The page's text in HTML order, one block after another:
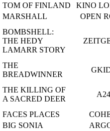
TOM OF FINLAND
KINO
MARSHALL OPEN
BOMBSHELL:
THE HEDY
LAMARR STORY
THE
BREADWINNER
THE KILLING OF
A SACRED DEER
A24
FACES PLACES
BIG SONIA